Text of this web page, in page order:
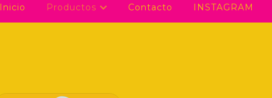
Inicio Productos Contacto INSTAGRAM